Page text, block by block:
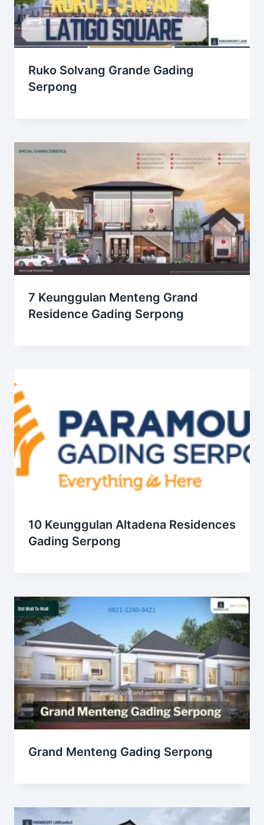
Ruko Solvang Grande Gading
Serpong
7 Keunggulan Menteng Grand
Residence Gading Serpong
10 Keunggulan Altadena Residences
Gading Serpong
Grand Menteng Gading Serpong